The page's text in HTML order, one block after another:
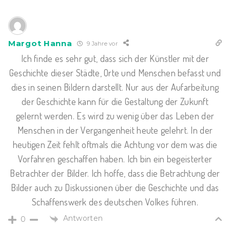
Margot Hanna 9 Jahre vor
Ich finde es sehr gut, dass sich der Künstler mit der
Geschichte dieser Städte, Orte und Menschen befasst und
dies in seinen Bildern darstellt. Nur aus der Aufarbeitung
der Geschichte kann für die Gestaltung der Zukunft
gelernt werden. Es wird zu wenig über das Leben der
Menschen in der Vergangenheit heute gelehrt. In der
heutigen Zeit fehlt oftmals die Achtung vor dem was die
Vorfahren geschaffen haben. Ich bin ein begeisterter
Betrachter der Bilder. Ich hoffe, dass die Betrachtung der
Bilder auch zu Diskussionen über die Geschichte und das
Schaffenswerk des deutschen Volkes führen.
0 Antworten